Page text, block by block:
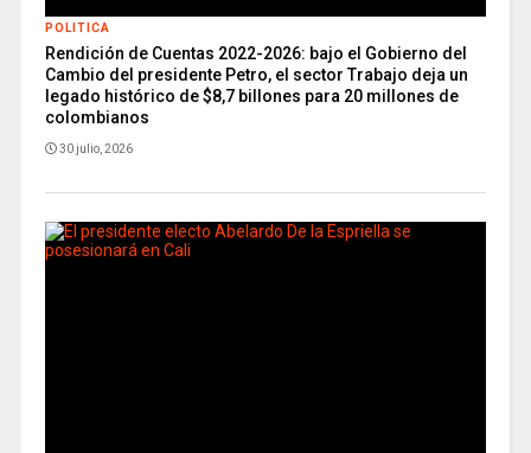
POLITICA
Rendición de Cuentas 2022-2026: bajo el Gobierno del
Cambio del presidente Petro, el sector Trabajo deja un
legado histórico de $8,7 billones para 20 millones de
colombianos
30 julio, 2026